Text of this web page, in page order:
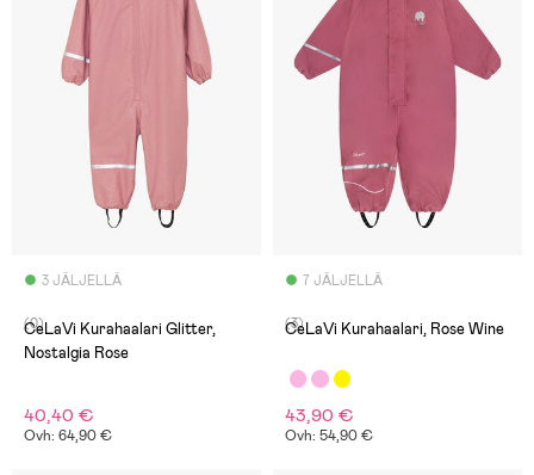
3 JÄLJELLÄ
(0)
CeLaVi Kurahaalari Glitter,
Nostalgia Rose
40,40 €
Ovh: 64,90 €
7 JÄLJELLÄ
(3)
CeLaVi Kurahaalari, Rose Wine
43,90 €
Ovh: 54,90 €